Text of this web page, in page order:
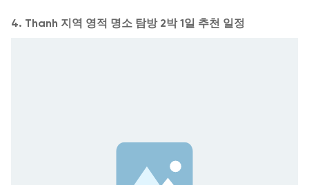
4. Thanh 지역 영적 명소 탐방 2박 1일 추천 일정